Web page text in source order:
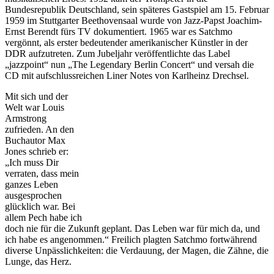
Bundesrepublik Deutschland, sein späteres Gastspiel am 15. Februar
1959 im Stuttgarter Beethovensaal wurde von Jazz-Papst Joachim-
Ernst Berendt fürs TV dokumentiert. 1965 war es Satchmo
vergönnt, als erster bedeutender amerikanischer Künstler in der
DDR aufzutreten. Zum Jubeljahr veröffentlichte das Label
„jazzpoint“ nun „The Legendary Berlin Concert“ und versah die
CD mit aufschlussreichen Liner Notes von Karlheinz Drechsel.
Mit sich und der
Welt war Louis
Armstrong
zufrieden. An den
Buchautor Max
Jones schrieb er:
„Ich muss Dir
verraten, dass mein
ganzes Leben
ausgesprochen
glücklich war. Bei
allem Pech habe ich
doch nie für die Zukunft geplant. Das Leben war für mich da, und
ich habe es angenommen.“ Freilich plagten Satchmo fortwährend
diverse Unpässlichkeiten: die Verdauung, der Magen, die Zähne, die
Lunge, das Herz.